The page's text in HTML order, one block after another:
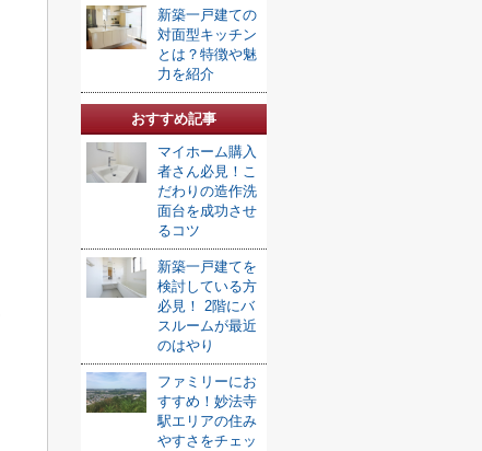
新築一戸建ての
対面型キッチン
とは？特徴や魅
力を紹介
おすすめ記事
マイホーム購入
者さん必見！こ
だわりの造作洗
面台を成功させ
るコツ
新築一戸建てを
検討している方
必見！ 2階にバ
スルームが最近
のはやり
ファミリーにお
すすめ！妙法寺
駅エリアの住み
やすさをチェッ